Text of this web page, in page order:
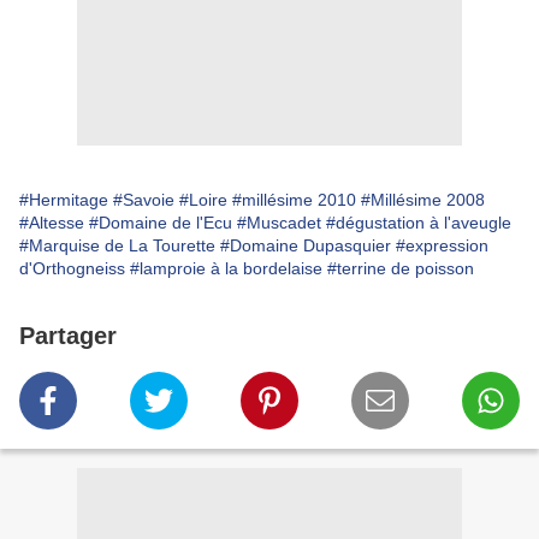
#Hermitage #Savoie #Loire #millésime 2010 #Millésime 2008
#Altesse #Domaine de l'Ecu #Muscadet #dégustation à l'aveugle
#Marquise de La Tourette #Domaine Dupasquier #expression
d'Orthogneiss #lamproie à la bordelaise #terrine de poisson
Partager